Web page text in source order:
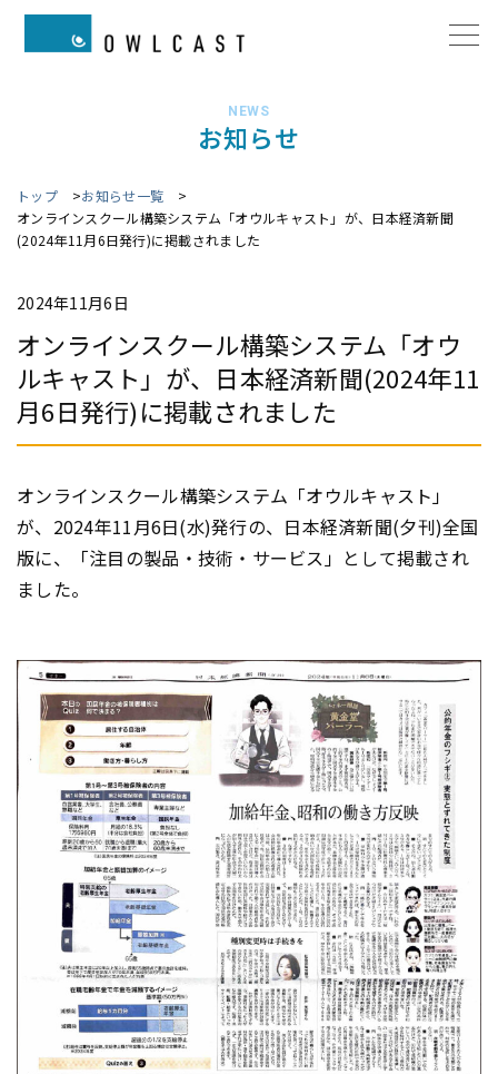
お知らせ
NEWS
トップ
お知らせ一覧
オンラインスクール構築システム「オウルキャスト」が、日本経済新聞
(2024年11月6日発行)に掲載されました
2024年11月6日
オンラインスクール構築システム「オウ
ルキャスト」が、日本経済新聞(2024年11
月6日発行)に掲載されました
オンラインスクール構築システム「オウルキャスト」
が、2024年11月6日(水)発行の、日本経済新聞(夕刊)全国
版に、「注目の製品・技術・サービス」として掲載され
ました。